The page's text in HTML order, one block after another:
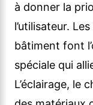
à donner la
l’utilisateur.
bâtiment font
spéciale qui
L’éclairage, le